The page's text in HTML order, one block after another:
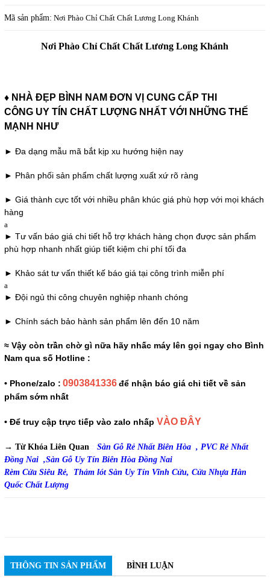
Mã sản phẩm: Nơi Phào Chỉ Chất Chất Lương Long Khánh
Nơi Phào Chỉ Chất Chất Lương Long Khánh
♦ NHÀ ĐẸP BÌNH NAM ĐƠN VỊ CUNG CẤP THI
CÔNG UY TÍN CHẤT LƯỢNG NHẤT VỚI NHỮNG THẾ
MẠNH NHƯ
► Đa dạng mẫu mã bắt kịp xu hướng hiện nay
► Phân phối sản phẩm chất lượng xuất xứ rõ ràng
► Giá thành cực tốt với nhiều phân khúc giá phù hợp với mọi khách
hàng
a
► Tư vấn báo giá chi tiết hỗ trợ khách hàng chọn được sản phẩm
phù hợp nhanh nhất giúp tiết kiệm chi phí tối đa
► Khảo sát tư vấn thiết kế báo giá tại công trình miễn phí
a
► Đội ngủ thi công chuyên nghiệp nhanh chóng
► Chính sách bảo hành sản phẩm lên đến 10 năm
≈ Vậy còn trần chờ gì nữa hãy nhấc máy lên gọi ngay cho Bình
Nam qua số Hotline :
• Phone/zalo : 0903841336 để nhận báo giá chi tiết về sản
phẩm sớm nhất
• Để truy cập trực tiếp vào zalo nhấp VÀO ĐÂY
→ Từ Khóa Liên Quan Sàn Gỗ Rẻ Nhất Biên Hòa , PVC Rẻ Nhất
Đồng Nai ,Sàn Gỗ Uy Tín Biên Hòa Đồng Nai
Rèm Cửa Siêu Rẻ,
Thảm lót Sàn Uy Tín Vĩnh Cửu, Cửa Nhựa Hàn
Quốc Chất Lượng
THÔNG TIN SẢN PHẨM BÌNH LUẬN